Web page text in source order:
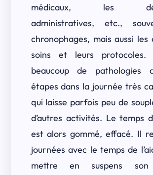
médicaux, les
administratives, etc.,
chronophages, mais aussi les
soins et leurs protocoles.
beaucoup de pathologies
étapes dans la journée très
qui laisse parfois peu de
d’autres activités. Le temps
est alors gommé, effacé. Il
journées avec le temps de
mettre en suspens son